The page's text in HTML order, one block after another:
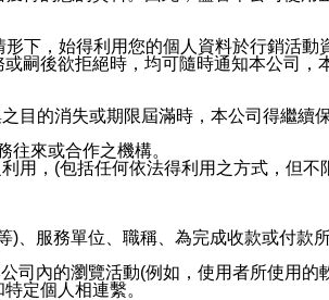
下，始得利用您的個人資料於行銷活動
嗣後欲拒絕時，均可隨時通知本公司
的消失或期限屆滿時，本公司得繼續
來或合作之機構。
，(包括任何依法得利用之方式，但
、服務單位、職稱、為完成收款或付款
內的瀏覽活動(例如，使用者所使用
定個人相連繫。